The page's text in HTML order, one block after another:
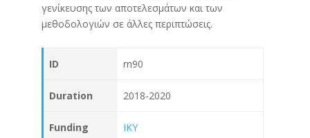
γενίκευσης των αποτελεσμάτων και των
μεθοδολογιών σε άλλες περιπτώσεις.
ID rn90
Duration 2018-2020
Funding IKY